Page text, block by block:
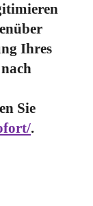
Ihres
Sie
.